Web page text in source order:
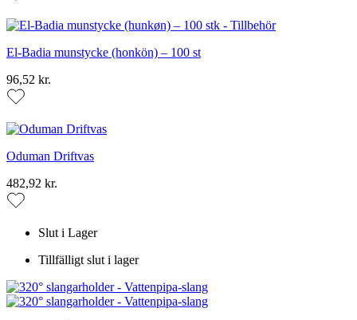
El-Badia munstycke (honkön) – 100 st
96,52 kr.
Oduman Driftvas
482,92 kr.
Slut i Lager
Tillfälligt slut i lager